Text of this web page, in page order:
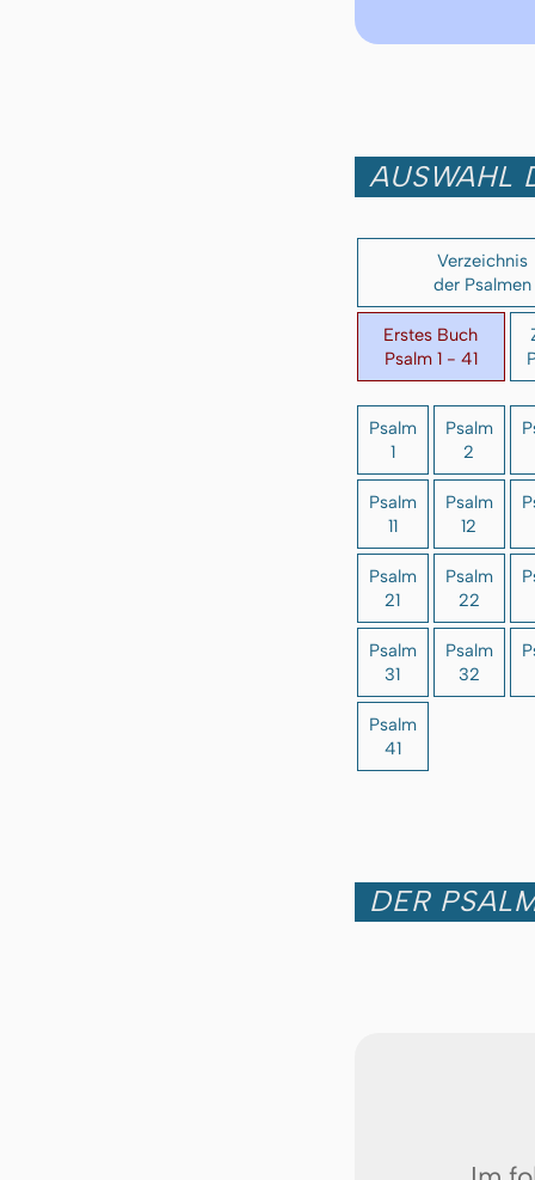
AUSWAHL
Verzeichnis
der Psalmen
Erstes Buch
Psalm 1 - 41
Psalm
1
Psalm
2
Psalm
11
Psalm
12
Psalm
21
Psalm
22
Psalm
31
Psalm
32
Psalm
41
DER